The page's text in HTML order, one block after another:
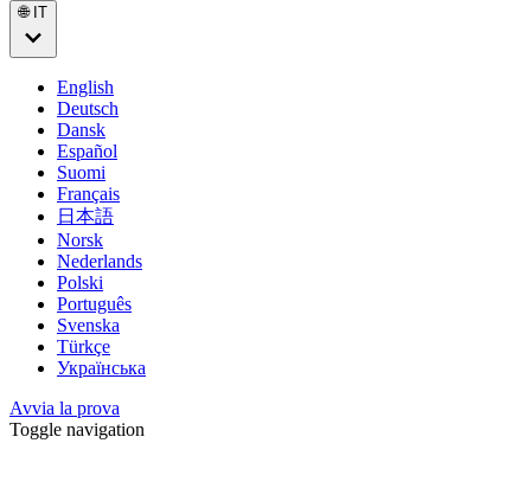
🌐 IT
English
Deutsch
Dansk
Español
Suomi
Français
日本語
Norsk
Nederlands
Polski
Português
Svenska
Türkçe
Українська
Avvia la prova
Toggle navigation